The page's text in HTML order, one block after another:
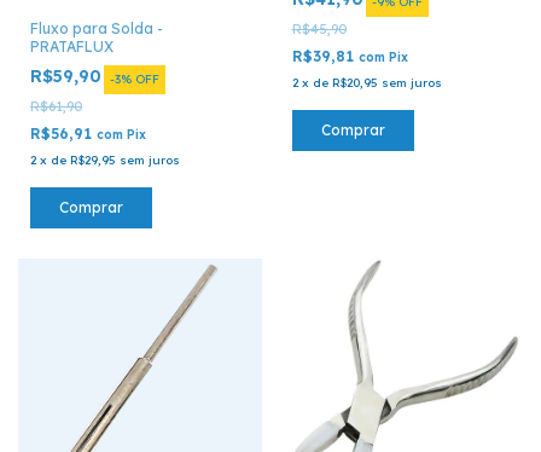
Fluxo para Solda -
PRATAFLUX
R$59,90 -3% OFF
R$61,90
R$56,91 com Pix
2 x de R$29,95 sem juros
Comprar
R$45,90
R$39,81 com Pix
2 x de R$20,95 sem juros
Comprar